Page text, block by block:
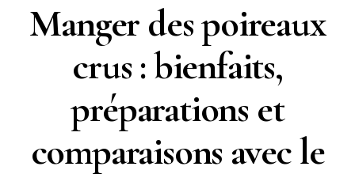
Manger des poireaux
crus : bienfaits,
préparations et
comparaisons avec le